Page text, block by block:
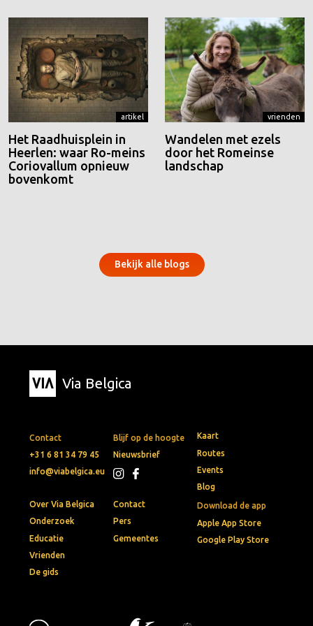
artikel
Het Raadhuisplein in
Heerlen: waar Ro-meins
Coriovallum opnieuw
bovenkomt
vrienden
Wandelen met ezels
door het Romeinse
landschap
Bekijk alle blogs
Via Belgica
Contact
+31 6 81 34 79 45
info@viabelgica.eu
Blijf op de hoogte
Nieuwsbrief
Download de app
Apple App Store
Google Play Store
Kaart
Routes
Events
Blog
Over Via Belgica
Onderzoek
Educatie
Vrienden
De gids
Contact
Pers
Gemeentes